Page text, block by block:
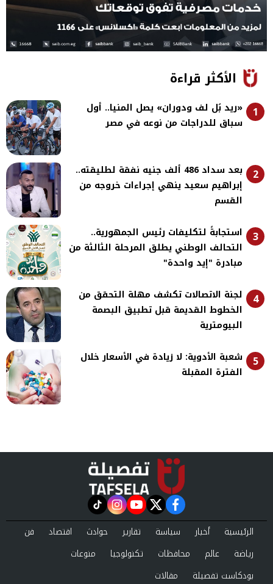
الأكثر قراءة
1
«ريد بُل لف ودوران» يصل المنيا.. أول
سباق للدراجات من نوعه في مصر
2
بعد سداد 486 ألف جنيه نفقة لطليقته..
إبراهيم سعيد ينهي إجراءات خروجه من
القسم
3
استجابةً لتكليفات رئيس الجمهورية..
التحالف الوطني يطلق المرحلة الثالثة من
مبادرة "إيد واحدة"
4
لجنة الاتصالات تكشف مهلة التحقق من
الخطوط القديمة قبل تطبيق البصمة
البيومترية
5
شعبة الأدوية: لا زيادة في الأسعار خلال
الفترة المقبلة
facebook
twitter
youtube
instagram
tiktok
الرئيسية أخبار سياسة تقارير حوادث اقتصاد
فن
رياضة
عالم محافظات تكنولوجيا
منوعات
بودكاست تفصيلة
مقالات